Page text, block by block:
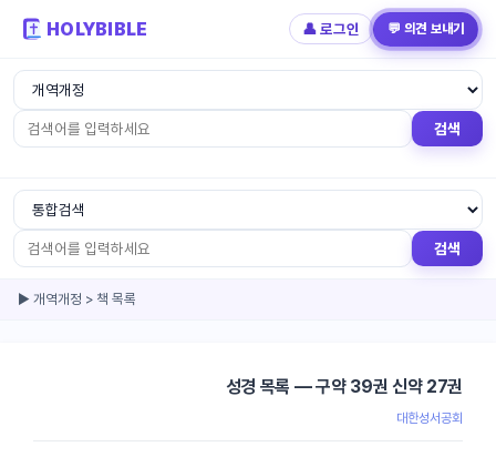
HOLYBIBLE 👤 로그인 💬 의견 보내기
검색
검색
▶ 개역개정 > 책 목록
성경 목록 — 구약 39권 신약 27권
대한성서공회